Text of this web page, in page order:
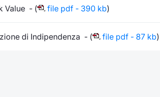
Value - ( file pdf - 390 kb)
di Indipendenza - ( file pdf - 87 kb)